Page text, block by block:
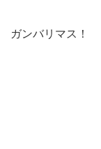
ガンバリマス！